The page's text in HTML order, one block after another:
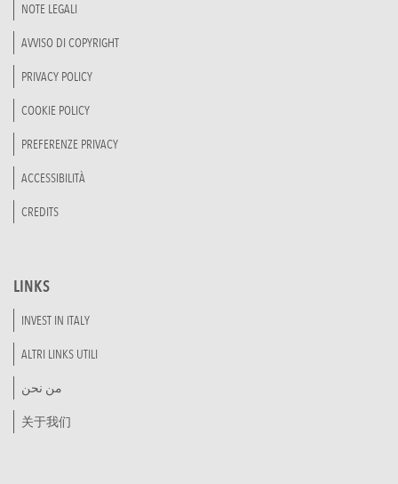
NOTE LEGALI
AVVISO DI COPYRIGHT
PRIVACY POLICY
COOKIE POLICY
PREFERENZE PRIVACY
ACCESSIBILITÀ
CREDITS
LINKS
INVEST IN ITALY
ALTRI LINKS UTILI
من نحن
关于我们